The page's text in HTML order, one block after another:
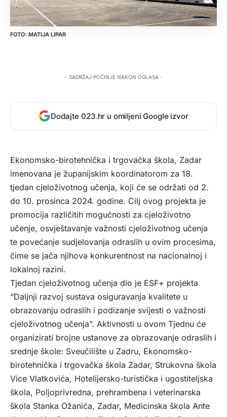
MATIJA LIPAR
- SADRŽAJ POČINJE NAKON OGLASA -
Dodajte 023.hr u omiljeni Google izvor
Ekonomsko-birotehnička i trgovačka škola, Zadar
imenovana je županijskim koordinatorom za 18.
tjedan cjeloživotnog učenja, koji će se održati od 2.
do 10. prosinca 2024. godine. Cilj ovog projekta je
promocija različitih mogućnosti za cjeloživotno
učenje, osvještavanje važnosti cjeloživotnog učenja
te povećanje sudjelovanja odraslih u ovim procesima,
čime se jača njihova konkurentnost na nacionalnoj i
lokalnoj razini.
Tjedan cjeloživotnog učenja dio je ESF+ projekta
“Daljnji razvoj sustava osiguravanja kvalitete u
obrazovanju odraslih i podizanje svijesti o važnosti
cjeloživotnog učenja”. Aktivnosti u ovom Tjednu će
organizirati brojne ustanove za obrazovanje odraslih i
srednje škole: Sveučilište u Zadru, Ekonomsko-
birotehnička i trgovačka škola Zadar, Strukovna škola
Vice Vlatkovića, Hotelijersko-turistička i ugostiteljska
škola, Poljoprivredna, prehrambena i veterinarska
škola Stanka Ožanića, Zadar, Medicinska škola Ante